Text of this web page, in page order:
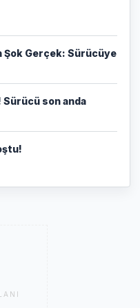
Şok Gerçek: Sürücüye
Sürücü son anda